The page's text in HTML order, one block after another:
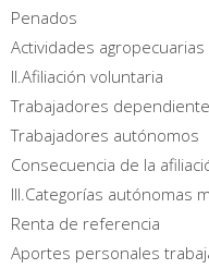
Penados
Actividades
II.Afiliación voluntaria
Trabajadores
Trabajadores autónomos
Consecuencia de la
III.Categorías autónomas
Renta de referencia
Aportes personales